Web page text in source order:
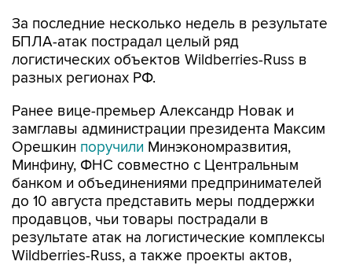
логистических объектов Wildberries-Russ в
разных регионах РФ.
Ранее вице-премьер Александр Новак и
ОрешкинпоручилиМинэкономразвития,
Минфину, ФНС совместно с Центральным
банком и объединениями предпринимателей
до 10 августа представить меры поддержки
продавцов, чьи товары пострадали в
результате атак на логистические комплексы
Wildberries-Russ, а также проекты актов,
необходимые для их запуска.